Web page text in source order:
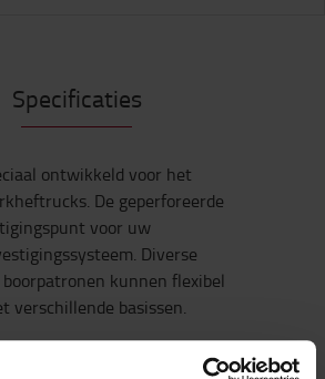
Specificaties
ontwikkeld voor het
De geperforeerde
voor uw
Diverse
kunnen flexibel
verschillende basissen.